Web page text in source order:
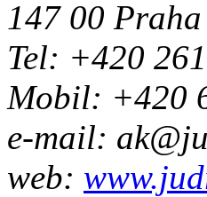
147 00
Tel: +420
Mobil: +420
e-mail:
web: